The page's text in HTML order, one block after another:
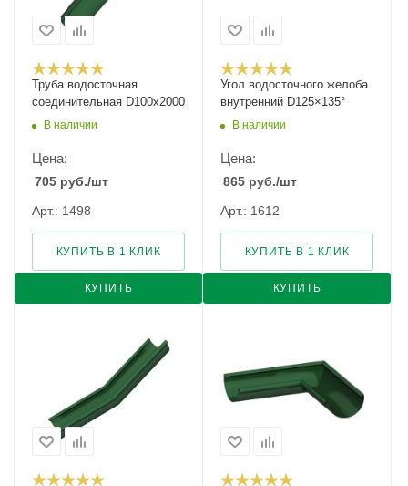
Труба водосточная
соединительная D100х2000
В наличии
Цена:
705 руб./шт
Арт.: 1498
КУПИТЬ
КУПИТЬ В 1 КЛИК
Угол водосточного желоба
внутренний D125×135°
В наличии
Цена:
865 руб./шт
Арт.: 1612
КУПИТЬ
КУПИТЬ В 1 КЛИК